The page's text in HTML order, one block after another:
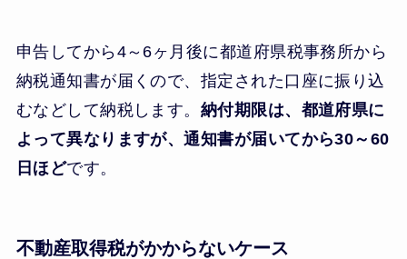
申告してから4～6ヶ月後に都道府県税事務所から
納税通知書が届くので、指定された口座に振り込
むなどして納税します。 納付期限は、都道府県に
よって異なりますが、通知書が届いてから30～60
日ほどです。
不動産取得税がかからないケース